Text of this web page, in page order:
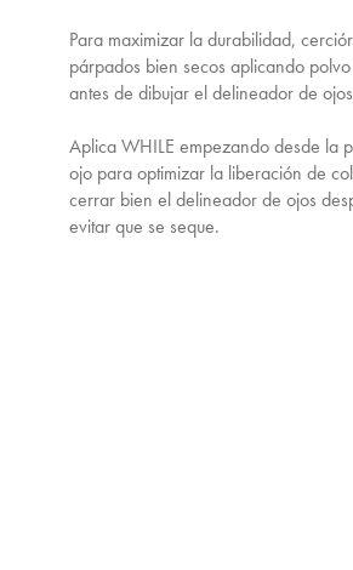
Para maximizar la durabilidad,
párpados bien secos aplicando
antes de dibujar el delineador de
Aplica WHILE empezando desde la
ojo para optimizar la liberación de
cerrar bien el delineador de ojos
evitar que se seque.